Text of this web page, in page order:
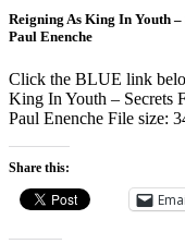
Reigning As King In Youth
Paul Enenche
Click the BLUE link
King In Youth – Secrets
Paul Enenche File size:
Share this: